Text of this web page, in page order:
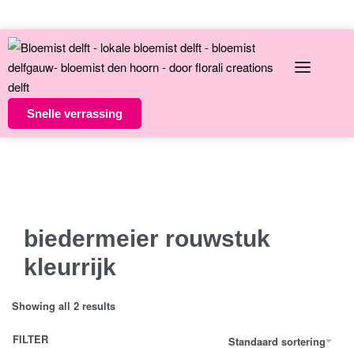
Snelle verrassing
biedermeier rouwstuk
kleurrijk
Showing all 2 results
Standaard sortering
FILTER